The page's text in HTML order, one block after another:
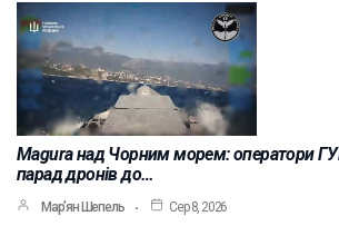
Magura над Чорним морем: оператори
парад дронів до…
Мар’ян Шепель Сер 8, 2026